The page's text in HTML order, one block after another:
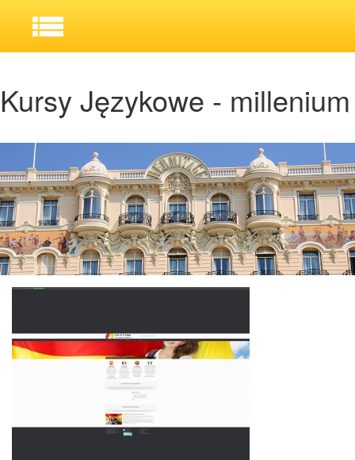
Kursy Językowe - millenium